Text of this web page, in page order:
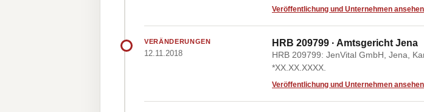
Veröffentlichung und Unternehmen ansehen
VERÄNDERUNGEN
12.11.2018
HRB 209799 · Amtsgericht Jena
HRB 209799: JenVital GmbH, Jena,
*XX.XX.XXXX.
Veröffentlichung und Unternehmen ansehen